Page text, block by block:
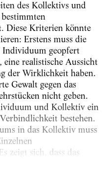
des Kollektivs und
Diese Kriterien könnte
Erstens muss die
Individuum geopfert
realistische Aussicht
der Wirklichkeit haben.
Gewalt gegen das
nicht geben.
und Kollektiv ein
bestehen.
in das Kollektiv muss
zeigt sich, dass das